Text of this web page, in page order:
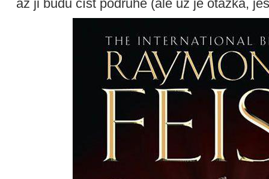
až ji budu číst podruhé (ale už je otázka,